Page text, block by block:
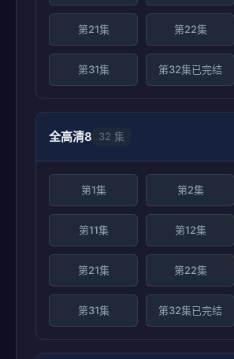
第21集 第22集
第31集 第32集已完结
全高清8 32 集
第1集 第2集
第11集 第12集
第21集 第22集
第31集 第32集已完结